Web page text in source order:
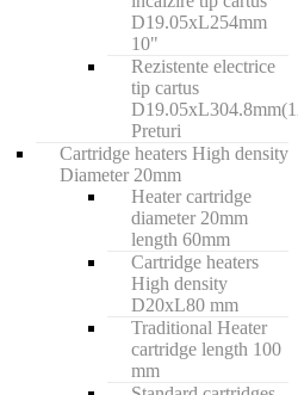
D19.05xL254mm
10"
Rezistente electrice
tip cartus
Preturi
Cartridge heaters High density
Diameter 20mm
Heater cartridge
diameter 20mm
length 60mm
Cartridge heaters
High density
D20xL80 mm
Traditional Heater
cartridge length 100
mm